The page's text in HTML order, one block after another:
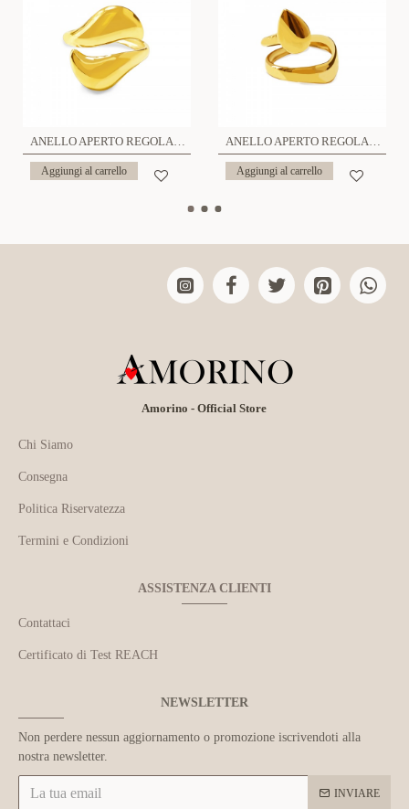
ANELLO APERTO REGOLABILE - YC25312B422
Aggiungi al carrello
ANELLO APERTO REGOLABILE GOCCIA - YC25312B415
Aggiungi al carrello
Amorino - Official Store
Chi Siamo
Consegna
Politica Riservatezza
Termini e Condizioni
ASSISTENZA CLIENTI
Contattaci
Certificato di Test REACH
NEWSLETTER
Non perdere nessun aggiornamento o promozione iscrivendoti alla
nostra newsletter.
INVIARE